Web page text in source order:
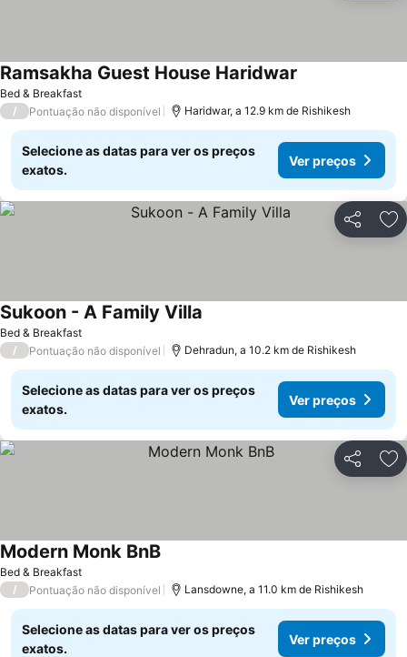
Bed & Breakfast
Ramsakha Guest House Haridwar
/ Pontuação não disponível Haridwar, a 12.9 km de Rishikesh
Selecione as datas para ver os preços
exatos.
Ver preços
Partilhar
Bed & Breakfast
Sukoon - A Family Villa
/ Pontuação não disponível Dehradun, a 10.2 km de Rishikesh
Selecione as datas para ver os preços
exatos.
Ver preços
Partilhar
Bed & Breakfast
Modern Monk BnB
/ Pontuação não disponível Lansdowne, a 11.0 km de Rishikesh
Selecione as datas para ver os preços
exatos.
Ver preços